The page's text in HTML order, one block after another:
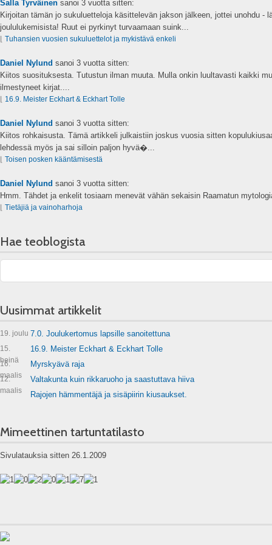
Salla Tyrväinen sanoi 3 vuotta sitten:
Kirjoitan tämän jo sukuluetteloja käsittelevän jakson jälkeen, jottei unohdu -
joululukemisista! Ruut ei pyrkinyt turvaamaan suink...
Tuhansien vuosien sukuluettelot ja mykistävä enkeli
Daniel Nylund sanoi 3 vuotta sitten:
Kiitos suosituksesta. Tutustun ilman muuta. Mulla onkin luultavasti kaikki
ilmestyneet kirjat....
16.9. Meister Eckhart & Eckhart Tolle
Daniel Nylund sanoi 3 vuotta sitten:
Kiitos rohkaisusta. Tämä artikkeli julkaistiin joskus vuosia sitten
lehdessä myös ja sai silloin paljon hyvä�...
Toisen posken kääntämisestä
Daniel Nylund sanoi 3 vuotta sitten:
Hmm. Tähdet ja enkelit tosiaam menevät vähän sekaisin Raamatun
Tietäjiä ja vainoharhoja
Hae teoblogista
Uusimmat artikkelit
19. joulu 7.0. Joulukertomus lapsille sanoitettuna
15.
heinä
16.9. Meister Eckhart & Eckhart Tolle
16.
maalis
Myrskyävä raja
12.
maalis
Valtakunta kuin rikkaruoho ja saastuttava hiiva
Rajojen hämmentäjä ja sisäpiirin kiusaukset.
Mimeettinen tartuntatilasto
Sivulatauksia sitten 26.1.2009